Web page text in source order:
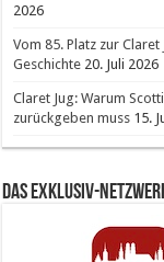
2026
Vom 85. Platz zur
Geschichte 20. Juli 2026
Claret Jug: Warum
zurückgeben muss 15.
Das Exklusiv-